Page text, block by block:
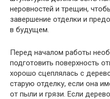
неровностей и трещин,
завершение отделки и
в будущем.
Перед началом работы
подготовить поверхность
хорошо сцеплялась с
старую отделку, если она
от пыли и грязи. Если